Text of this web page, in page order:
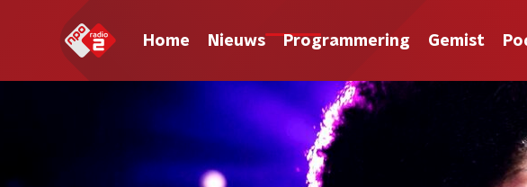
Home Nieuws Programmering Gemist